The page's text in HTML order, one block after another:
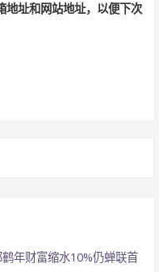
地址和网站地址，以便下次
年财富缩水10%仍蝉联首